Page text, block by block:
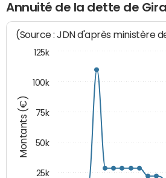
Annuité de la dette de
Montants (€)
(Source : JDN d'après ministère
25k
50k
75k
100k
125k